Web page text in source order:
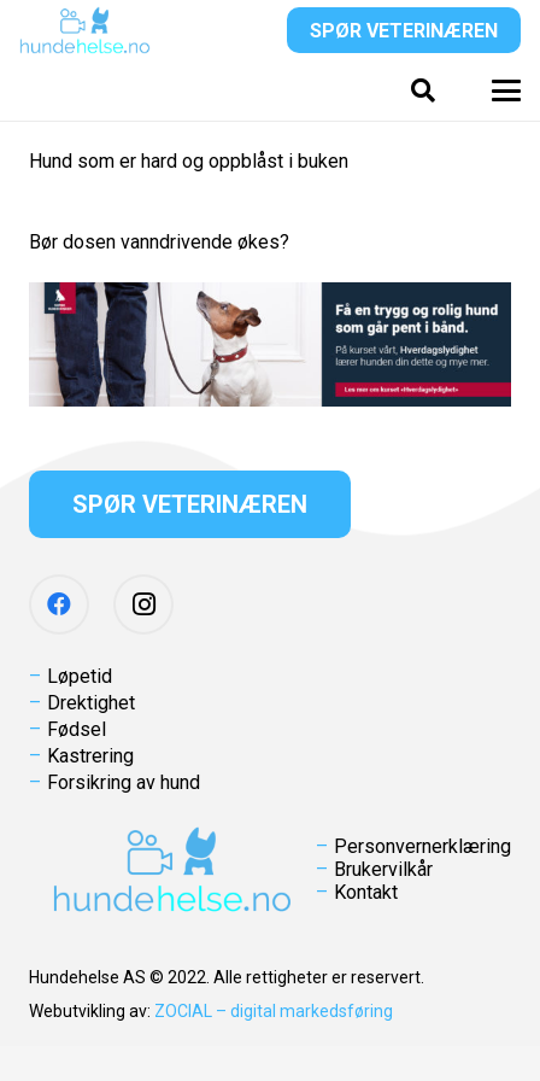
SPØR VETERINÆREN
Hund som er hard og oppblåst i buken
Bør dosen vanndrivende økes?
SPØR VETERINÆREN
Løpetid
Drektighet
Fødsel
Kastrering
Forsikring av hund
Personvernerklæring
Brukervilkår
Kontakt
Hundehelse AS © 2022. Alle rettigheter er reservert.
Webutvikling av: ZOCIAL – digital markedsføring